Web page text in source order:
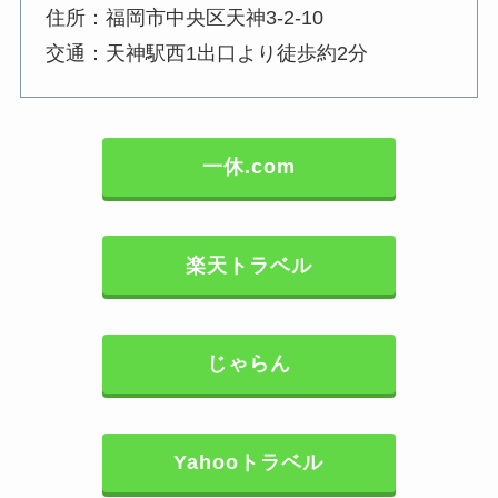
住所：福岡市中央区天神3-2-10
交通：天神駅西1出口より徒歩約2分
一休.com
楽天トラベル
じゃらん
Yahooトラベル